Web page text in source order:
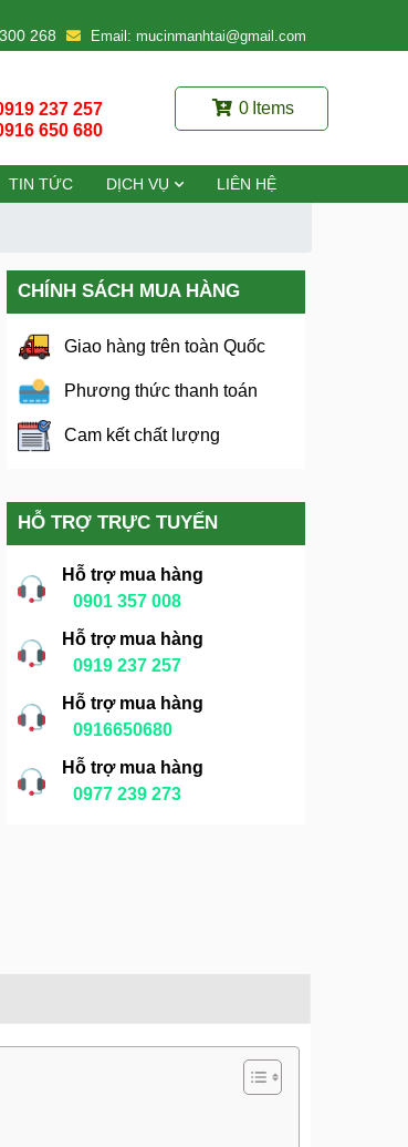
268 Email: mucinmanhtai@gmail.com
237 257
650 680
0 Items
TIN TỨC DỊCH VỤ LIÊN HỆ
CHÍNH SÁCH MUA HÀNG
Giao hàng trên toàn Quốc
Phương thức thanh toán
Cam kết chất lượng
HỖ TRỢ TRỰC TUYẾN
Hỗ trợ mua hàng
0901 357 008
Hỗ trợ mua hàng
0919 237 257
Hỗ trợ mua hàng
0916650680
Hỗ trợ mua hàng
0977 239 273